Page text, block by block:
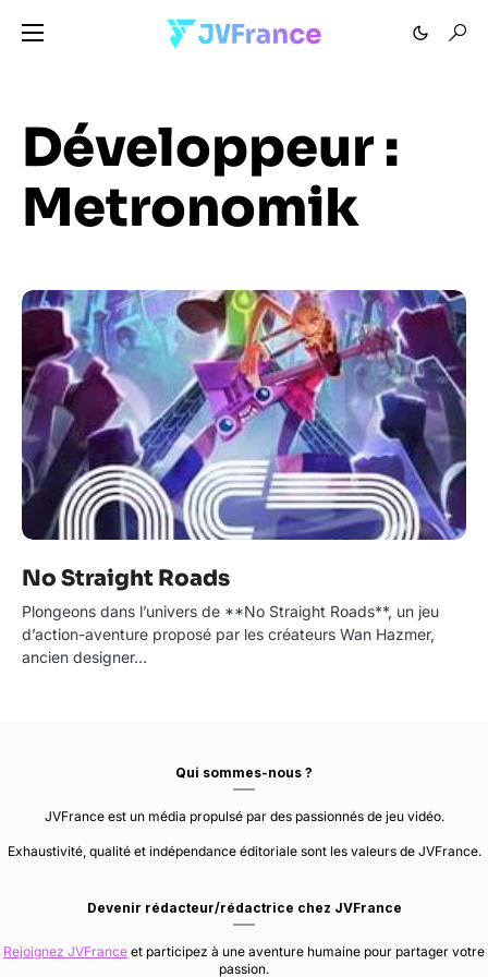
Développeur :
Metronomik
No Straight Roads
Plongeons dans l’univers de **No Straight Roads**, un jeu
d’action-aventure proposé par les créateurs Wan Hazmer,
ancien designer…
Qui sommes-nous ?
JVFrance est un média propulsé par des passionnés de jeu vidéo.
Exhaustivité, qualité et indépendance éditoriale sont les valeurs de JVFrance.
Devenir rédacteur/rédactrice chez JVFrance
Rejoignez JVFrance et participez à une aventure humaine pour partager votre
passion.